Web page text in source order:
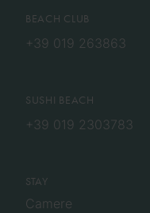
BEACH CLUB
+39 019 263863
SUSHI BEACH
+39 019 2303783
STAY
Camere